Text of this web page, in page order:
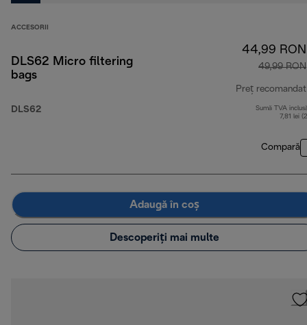
ACCESORII
DLS62 Micro filtering
bags
DLS62
44,99 RON
49,99 RON
Preț recomandat
Sumă TVA
7,81 lei
Compară
Adaugă în coș
Descoperiți mai multe